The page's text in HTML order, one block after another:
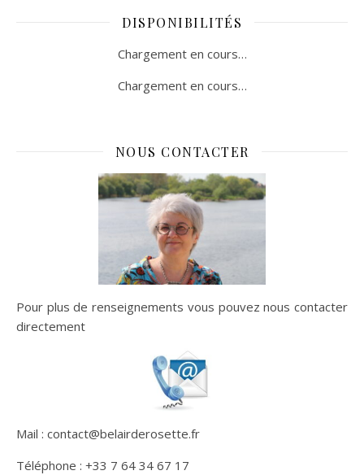
DISPONIBILITÉS
Chargement en cours…
Chargement en cours…
NOUS CONTACTER
Pour plus de renseignements vous pouvez nous contacter
directement
Mail : contact@belairderosette.fr
Téléphone : +33 7 64 34 67 17